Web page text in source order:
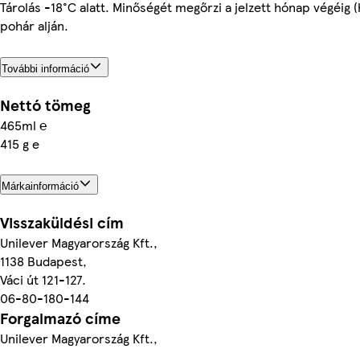
Tárolás -18°C alatt. Minőségét megőrzi a jelzett hónap végéig
pohár alján.
További információ
Nettó tömeg
465ml ℮
415 g e
Márkainformáció
Visszaküldési cím
Unilever Magyarország Kft.,
1138 Budapest,
Váci út 121-127.
06-80-180-144
Forgalmazó címe
Unilever Magyarország Kft.,